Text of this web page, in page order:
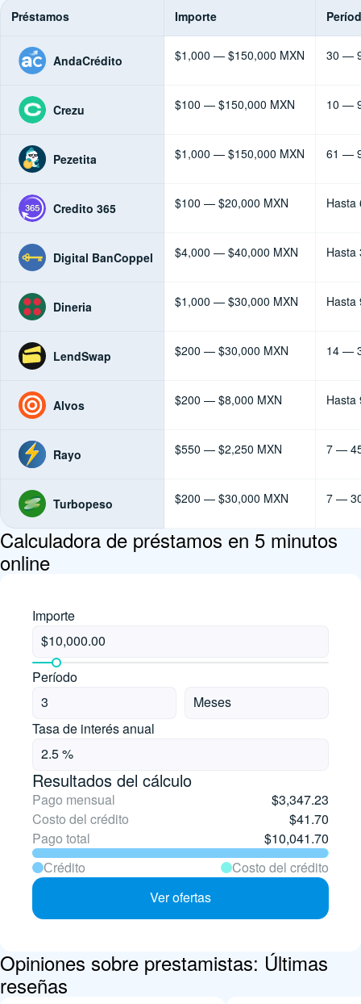
Préstamos Importe
AndaCrédito $1,000 — $150,000 MXN 30 —
Crezu $100 — $150,000 MXN 10 —
Pezetita $1,000 — $150,000 MXN 61 —
Credito 365 $100 — $20,000 MXN Hasta
Digital BanCoppel $4,000 — $40,000 MXN Hasta
Dineria $1,000 — $30,000 MXN Hasta
LendSwap $200 — $30,000 MXN 14 —
Alvos $200 — $8,000 MXN Hasta
Rayo $550 — $2,250 MXN 7 —
Turbopeso $200 — $30,000 MXN 7 —
Calculadora de préstamos en 5 minutos
online
Importe
Período
Tasa de interés anual
Resultados del cálculo
Pago mensual
$3,347.23
Costo del crédito
$41.70
Pago total
$10,041.70
Сrédito
Costo del crédito
Ver ofertas
Opiniones sobre prestamistas: Últimas
reseñas